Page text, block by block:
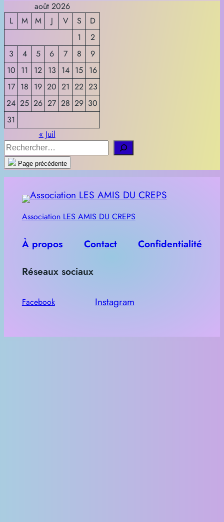
août 2026
L
M M J V S
D
1
2
3
4 5 6 7 8
9
10 11 12 13 14 15 16
17 18 19 20 21 22 23
24 25 26 27 28 29 30
31
« Juil
R
e
c
Page précédente
Association LES AMIS DU CREPS
À propos Contact
Confidentialité
Réseaux sociaux
Facebook Instagram